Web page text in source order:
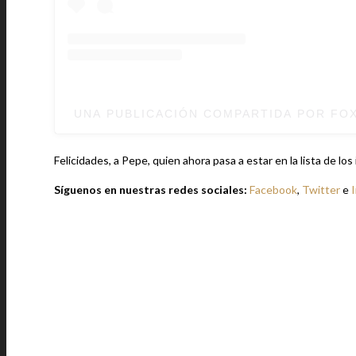
Felicidades, a Pepe, quien ahora pasa a estar en la lista de
Síguenos en nuestras redes sociales: Facebook, Twittere